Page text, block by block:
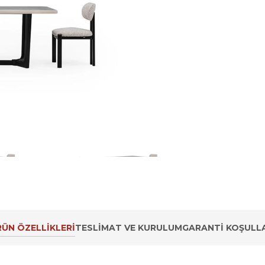
ÖZELLIKLERITESLIMAT VE KURULUMGARANTI